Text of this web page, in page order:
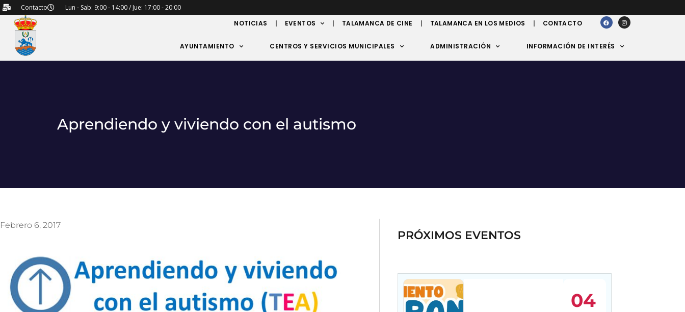
Contacto
Lun - Sab: 9:00 - 14:00 / Jue: 17:00 - 20:00
NOTICIAS
EVENTOS TALAMANCA DE CINE TALAMANCA EN LOS MEDIOS CONTACTO
AYUNTAMIENTO CENTROS Y SERVICIOS MUNICIPALES ADMINISTRACIÓN INFORMACIÓN DE INTERÉS
Aprendiendo y viviendo con el autismo
Febrero 6, 2017
PRÓXIMOS EVENTOS
04